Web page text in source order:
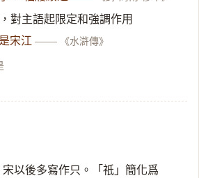
對主語起限定和強調作用
宋江 —— 《水滸傳》
以後多寫作只。「祇」簡化爲